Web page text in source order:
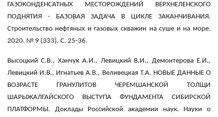
ГАЗОКОНДЕНСАТНЫХ МЕСТОРОЖДЕНИЙ ВЕРХНЕЛЕНСКОГО
ПОДНЯТИЯ - БАЗОВАЯ ЗАДАЧА В ЦИКЛЕ ЗАКАНЧИВАНИЯ.
Строительство нефтяных и газовых скважин на суше и на море.
2020. № 9 (333). С. 25-36.
Высоцкий С.В., Ханчук А.И., Левицкий В.И., Демонтерова Е.И.,
Левицкий И.В., Игнатьев А.В., Веливецкая Т.А. НОВЫЕ ДАННЫЕ О
ВОЗРАСТЕ ГРАНУЛИТОВ ЧЕРЕМШАНСКОЙ ТОЛЩИ
ШАРЫЖАЛГАЙСКОГО ВЫСТУПА ФУНДАМЕНТА СИБИРСКОЙ
ПЛАТФОРМЫ. Доклады Российской академии наук. Науки о